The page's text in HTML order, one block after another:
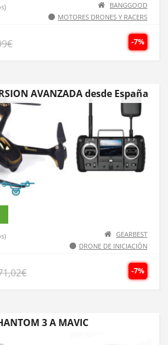
BANGGOOD
MOTORES DRONES Y RACERS
-7%
AVANZADA desde España
GEARBEST
DRONE DE INICIACIÓN
-7%
3 A MAVIC